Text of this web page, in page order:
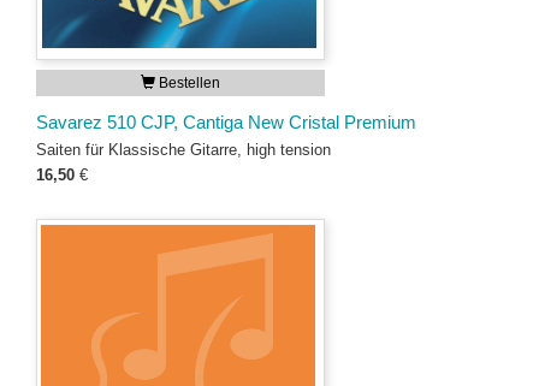
Bestellen
Savarez 510 CJP, Cantiga New Cristal Premium
Saiten für Klassische Gitarre, high tension
16,50 €